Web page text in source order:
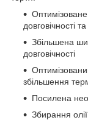
довговічності
Збільшена
довговічності
збільшення
Посилена
Збирання